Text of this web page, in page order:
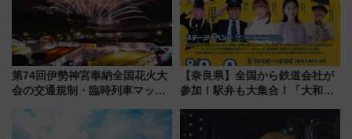
第74回伊勢神宮奉納全国花火大
会の交通規制・臨時列車マッ
セス
【奈良県】全国から鉄道会社が
参加！駅弁も大集合！「大和鉄
に開催決定